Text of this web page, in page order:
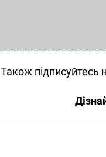
Також підписуйтесь